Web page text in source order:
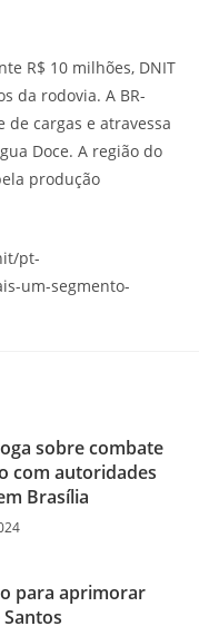
R$ 10 milhões, DNIT
da rodovia. A BR-
cargas e atravessa
Doce. A região do
produção
pt-
um-segmento-
sobre combate
com autoridades
Brasília
para aprimorar